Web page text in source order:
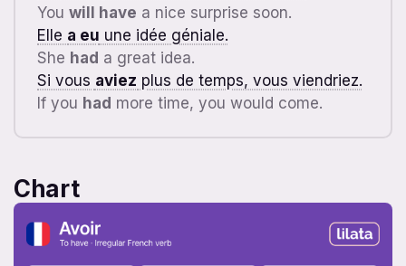
You will have a nice surprise soon.
Elle a eu une idée géniale.
She had a great idea.
Si vous aviez plus de temps, vous viendriez.
If you had more time, you would come.
Chart